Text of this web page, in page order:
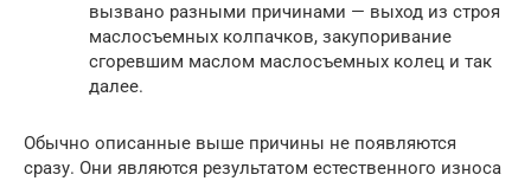
вызвано разными причинами — выход из строя
маслосъемных колпачков, закупоривание
сгоревшим маслом маслосъемных колец и так
далее.
Обычно описанные выше причины не появляются
сразу. Они являются результатом естественного износа